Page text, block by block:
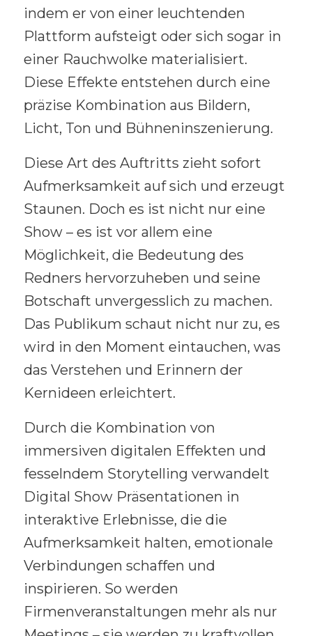
indem er von einer leuchtenden
Plattform aufsteigt oder sich sogar in
einer Rauchwolke materialisiert.
Diese Effekte entstehen durch eine
präzise Kombination aus Bildern,
Licht, Ton und Bühneninszenierung.
Diese Art des Auftritts zieht sofort
Aufmerksamkeit auf sich und erzeugt
Staunen. Doch es ist nicht nur eine
Show – es ist vor allem eine
Möglichkeit, die Bedeutung des
Redners hervorzuheben und seine
Botschaft unvergesslich zu machen.
Das Publikum schaut nicht nur zu, es
wird in den Moment eintauchen, was
das Verstehen und Erinnern der
Kernideen erleichtert.
Durch die Kombination von
immersiven digitalen Effekten und
fesselndem Storytelling verwandelt
Digital Show Präsentationen in
interaktive Erlebnisse, die die
Aufmerksamkeit halten, emotionale
Verbindungen schaffen und
inspirieren. So werden
Firmenveranstaltungen mehr als nur